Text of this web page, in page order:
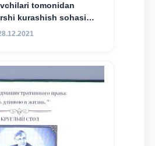
tomonidan
kurashish sohasida
islohotlar hamda
va mahalliy ilmiy
maqolalar